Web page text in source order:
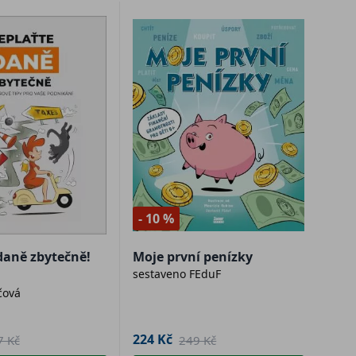
zbytečně!
Kč
- 10 %
Moje první penízky
sestaveno FEduF
224 Kč 249 Kč